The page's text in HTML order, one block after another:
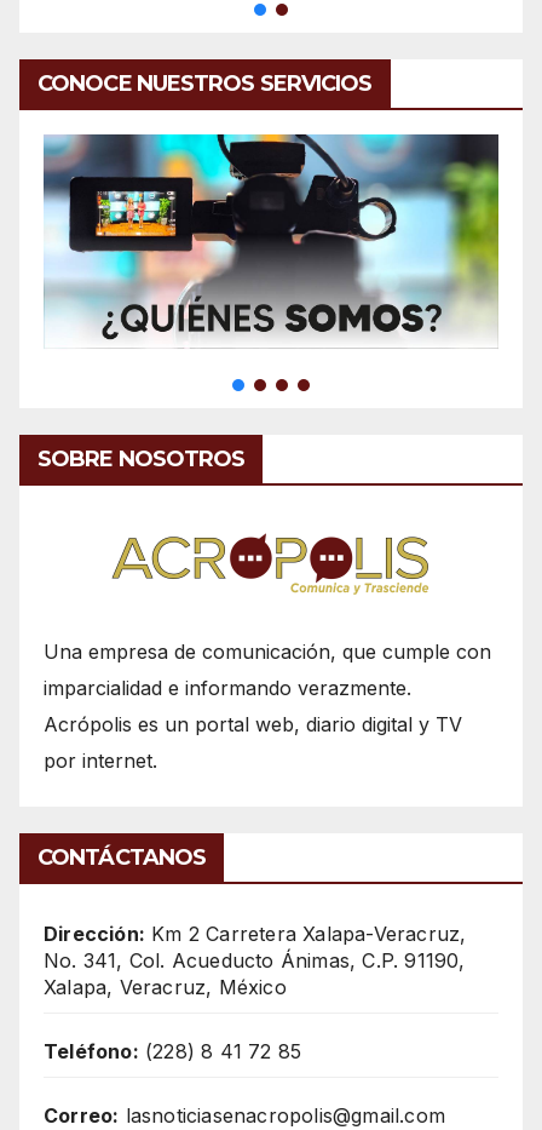
CONOCE NUESTROS SERVICIOS
SOBRE NOSOTROS
Una empresa de comunicación, que cumple con
imparcialidad e informando verazmente.
Acrópolis es un portal web, diario digital y TV
por internet.
CONTÁCTANOS
Dirección: Km 2 Carretera Xalapa-Veracruz,
No. 341, Col. Acueducto Ánimas, C.P. 91190,
Xalapa, Veracruz, México
Teléfono: (228) 8 41 72 85
Correo: lasnoticiasenacropolis@gmail.com